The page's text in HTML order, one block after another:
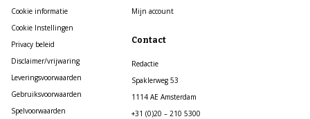
Cookie informatie
Cookie Instellingen
Privacy beleid
Disclaimer/vrijwaring
Leveringsvoorwaarden
Gebruiksvoorwaarden
Spelvoorwaarden
Mijn account
Contact
Redactie
Spaklerweg 53
1114 AE Amsterdam
+31 (0)20 – 210 5300